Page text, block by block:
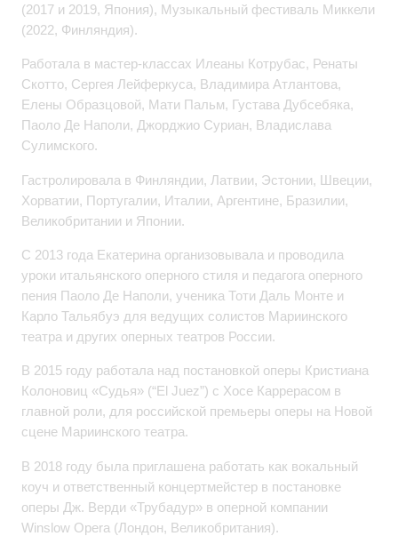
(2017 и 2019, Япония), Музыкальный фестиваль Миккели
(2022, Финляндия).
Работала в мастер-классах Илеаны Котрубас, Ренаты
Скотто, Сергея Лейферкуса, Владимира Атлантова,
Елены Образцовой, Мати Пальм, Густава Дубсебяка,
Паоло Де Наполи, Джорджио Суриан, Владислава
Сулимского.
Гастролировала в Финляндии, Латвии, Эстонии, Швеции,
Хорватии, Португалии, Италии, Аргентине, Бразилии,
Великобритании и Японии.
С 2013 года Екатерина организовывала и проводила
уроки итальянского оперного стиля и педагога оперного
пения Паоло Де Наполи, ученика Тоти Даль Монте и
Карло Тальябуэ для ведущих солистов Мариинского
театра и других оперных театров России.
В 2015 году работала над постановкой оперы Кристиана
Колоновиц «Судья» (“El Juez”) с Хосе Каррерасом в
главной роли, для российской премьеры оперы на Новой
сцене Мариинского театра.
В 2018 году была приглашена работать как вокальный
коуч и ответственный концертмейстер в постановке
оперы Дж. Верди «Трубадур» в оперной компании
Winslow Opera (Лондон, Великобритания).